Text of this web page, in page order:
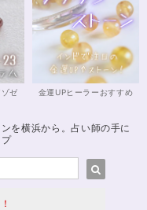
ゼ
金運UPヒーラーおすすめ
を横浜から。占い師の手に